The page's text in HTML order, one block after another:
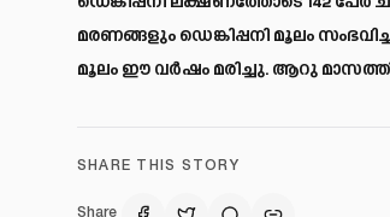
മരണങ്ങളും ഡെങ്കിപ്പനി മൂലം
മൂലം ഈ വര്‍ഷം മരിച്ചു. ആറു
SHARE THIS STORY
Share